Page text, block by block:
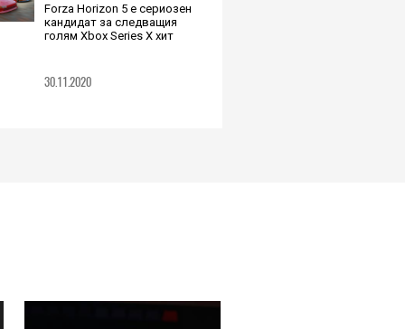
Forza Horizon 5 е сериозен
кандидат за следващия
голям Xbox Series X хит
30.11.2020